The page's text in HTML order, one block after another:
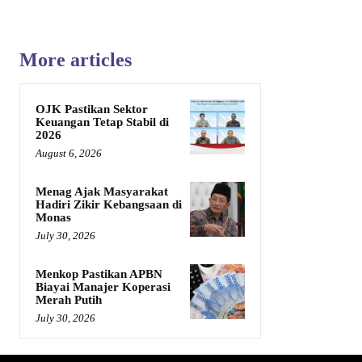
More articles
OJK Pastikan Sektor
Keuangan Tetap Stabil di
2026
August 6, 2026
Menag Ajak Masyarakat
Hadiri Zikir Kebangsaan di
Monas
July 30, 2026
Menkop Pastikan APBN
Biayai Manajer Koperasi
Merah Putih
July 30, 2026